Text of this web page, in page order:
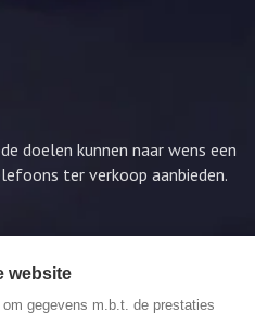
doelen kunnen naar wens een
ter verkoop aanbieden.
website
gegevens m.b.t. de prestaties